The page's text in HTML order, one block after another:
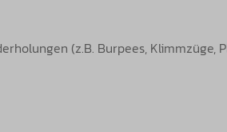
(z.B. Burpees, Klimmzüge,